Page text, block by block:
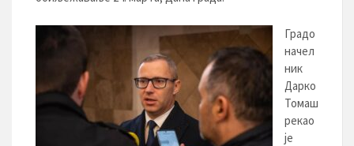
Градо
начел
ник
Дарко
Томаш
рекао
је